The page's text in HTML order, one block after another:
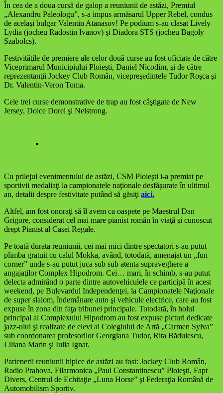
În cea de a doua cursă de galop a reuniunii de astăzi, Premiul
„Alexandru Paleologu”, s-a impus armăsarul Upper Rebel, condus
de acelaşi bulgar Valentin Atanasov! Pe podium s-au clasat Lively
Lydia (jocheu Radostin Ivanov) şi Diadora STS (jocheu Bagoly
Szabolcs).
Festivităţile de premiere ale celor două curse au fost oficiate de către
Viceprimarul Municipiului Ploieşti, Daniel Nicodim, şi de către
reprezentanţii Jockey Club Român, vicepreşedintele Tudor Roşca şi
Dr. Valentin-Veron Toma.
Cele trei curse demonstrative de trap au fost câştigate de New
Jersey, Dolce Dorel şi Nelstrong.
Cu prilejul evenimentului de astăzi, CSM Ploieşti i-a premiat pe
sportivii medaliaţi la campionatele naţionale desfăşurate în ultimul
an, detalii despre festivitate putând să găsiţi aici.
Altfel, am fost onoraţi să îl avem ca oaspete pe Maestrul Dan
Grigore, considerat cel mai mare pianist român în viaţă şi cunoscut
drept Pianist al Casei Regale.
Pe toată durata reuniunii, cei mai mici dintre spectatori s-au putut
plimba gratuit cu calul Mokka, având, totodată, amenajat un „fun
corner” unde s-au putut juca sub sub atenta supraveghere a
angajaţilor Complex Hipodrom. Cei… mari, în schimb, s-au putut
delecta admirând o parte dintre autovehiculele ce participă în acest
weekend, pe Bulevardul Independenţei, la Campionatele Naţionale
de super slalom, îndemânare auto şi vehicule electrice, care au fost
expuse în zona din faţa tribunei principale. Totodată, în holul
principal al Complexului Hipodrom au fost expuse picturi dedicate
jazz-ului şi realizate de elevi ai Colegiului de Artă „Carmen Sylva”
sub coordonarea profesorilor Georgiana Tudor, Rita Bădulescu,
Liliana Marin şi Iulia Ignat.
Partenerii reuniunii hipice de astăzi au fost: Jockey Club Român,
Radio Prahova, Filarmonica „Paul Constantinescu” Ploieşti, Fapt
Divers, Centrul de Echitaţie „Luna Horse” şi Federaţia Română de
Automobilism Sportiv.